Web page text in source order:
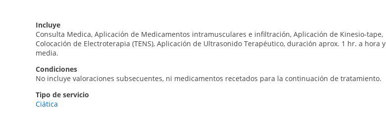
Incluye
Consulta Medica, Aplicación de Medicamentos intramusculares e infiltración, Aplicación de Kinesio-tape,
Colocación de Electroterapia (TENS), Aplicación de Ultrasonido Terapéutico, duración aprox. 1 hr. a hora y
media.
Condiciones
No incluye valoraciones subsecuentes, ni medicamentos recetados para la continuación de tratamiento.
Tipo de servicio
Ciática